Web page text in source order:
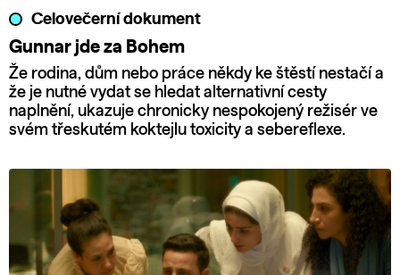
Celovečerní dokument
Gunnar jde za Bohem
Že rodina, dům nebo práce někdy ke štěstí nestačí a
že je nutné vydat se hledat alternativní cesty
naplnění, ukazuje chronicky nespokojený režisér ve
svém třeskutém koktejlu toxicity a sebereflexe.